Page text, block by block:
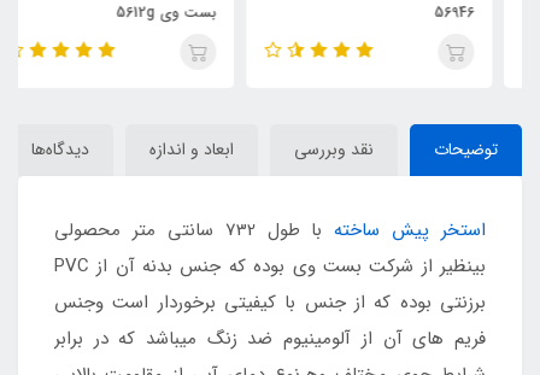
56946
بست وی 5612g
توضیحات نقد وبررسی ابعاد و اندازه دیدگاه‌ها
استخر پیش ساخته
با طول 732 سانتی متر محصولی
بینظیر از شرکت بست وی بوده که جنس بدنه آن از PVC
برزنتی بوده که از جنس با کیفیتی برخوردار است وجنس
فریم های آن از آلومینیوم ضد زنگ میباشد که در برابر